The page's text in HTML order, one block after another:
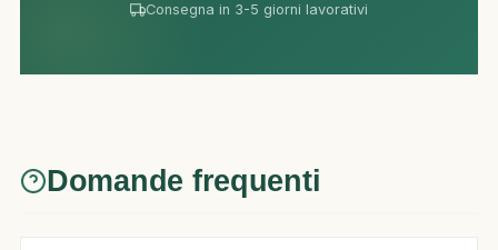
Consegna in 3-5 giorni lavorativi
Domande frequenti